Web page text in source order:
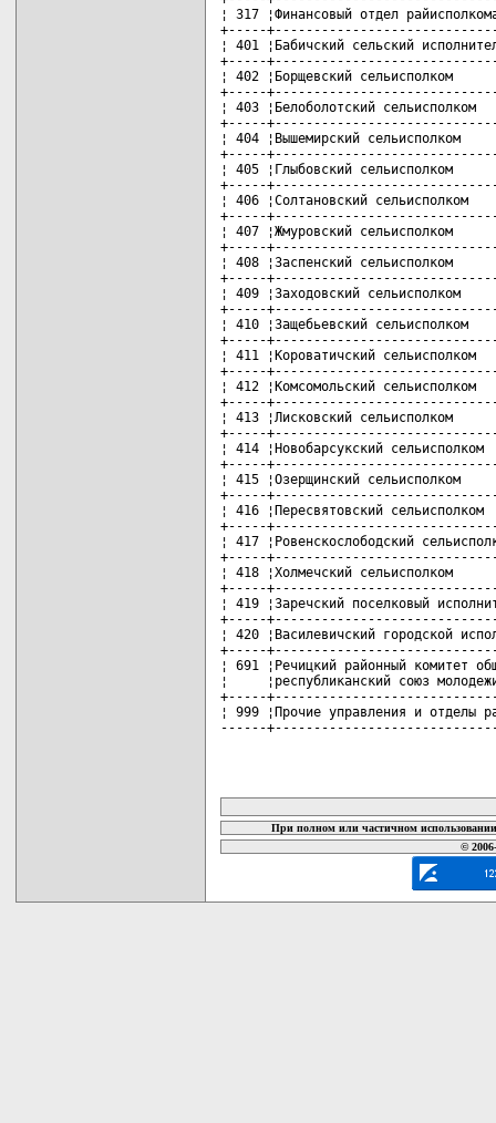
¦ 317 ¦Финансовый отдел
+-----
¦ 401 ¦Бабичский сельский
+-----
¦ 402 ¦Борщевский
+-----
¦ 403 ¦Белоболотский
+-----
¦ 404 ¦Вышемирский
+-----
¦ 405 ¦Глыбовский
+-----
¦ 406 ¦Солтановский
+-----
¦ 407 ¦Жмуровский
+-----
¦ 408 ¦Заспенский
+-----
¦ 409 ¦Заходовский
+-----
¦ 410 ¦Защебьевский
+-----
¦ 411 ¦Короватичский
+-----
¦ 412 ¦Комсомольский
+-----
¦ 413 ¦Лисковский
+-----
¦ 414 ¦Новобарсукский
+-----
¦ 415 ¦Озерщинский
+-----
¦ 416 ¦Пересвятовский
+-----
¦ 417 ¦Ровенскослободский
+-----
¦ 418 ¦Холмечский
+-----
¦ 419 ¦Заречский поселковый
+-----
¦ 420 ¦Василевичский
+-----
¦ 691 ¦Речицкий районный комитет
¦     ¦республиканский союз
+-----
¦ 999 ¦Прочие управления и
------
При полном или частичном
©